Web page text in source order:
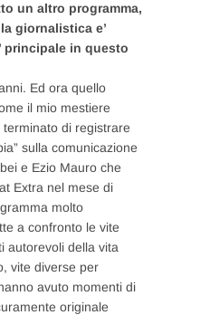
un altro programma,
giornalistica e’
principale in questo
Ed ora quello
il mio mestiere
di registrare
sulla comunicazione
e Ezio Mauro che
Extra nel mese di
molto
a confronto le vite
autorevoli della vita
vite diverse per
avuto momenti di
originale